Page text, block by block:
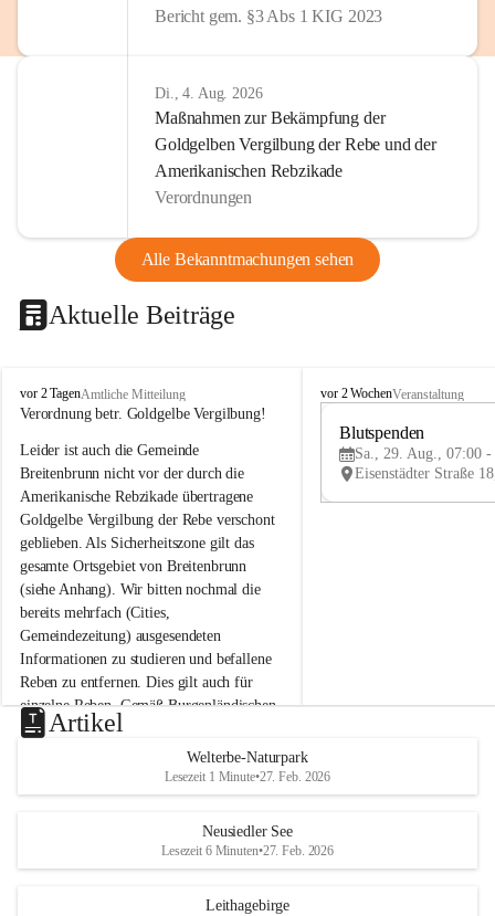
Bericht gem. §3 Abs 1 KIG 2023
Di., 4. Aug. 2026
Maßnahmen zur Bekämpfung der
Goldgelben Vergilbung der Rebe und der
Amerikanischen Rebzikade
Verordnungen
Alle Bekanntmachungen sehen
Aktuelle Beiträge
B
r
i
t
e
n
b
r
u
n
n
a
m
N
e
u
s
d
S
vor 2 TagenAmtliche Mitteilung
Verordnung betr. Goldgelbe Vergilbung!
Leider ist auch die Gemeinde
Breitenbrunn nicht vor der durch die
Amerikanische Rebzikade übertragene
Goldgelbe Vergilbung der Rebe verschont
geblieben. Als Sicherheitszone gilt das
gesamte Ortsgebiet von Breitenbrunn
(siehe Anhang). Wir bitten nochmal die
bereits mehrfach (Cities,
Gemeindezeitung) ausgesendeten
Informationen zu studieren und befallene
Reben zu entfernen. Dies gilt auch für
einzelne Reben. Gemäß Burgenländischen
Weinbaugesetz sind nicht gepflegte oder
unzulässige Weingärten zu roden! Bitte
helfen wir zusammen um unsere Winzer
vor den prognostizierten Ernteausfällen
und den daraus folgenden wirtschaftlichen
B
e
u
e
d
r
S
vor 2 WochenVeranstaltung
Blutspenden
Sa., 29. Aug., 07:00 -
Artikel
Welterbe-Naturpark
Lesezeit 1 Minute•27. Feb. 2026
Neusiedler See
Lesezeit 6 Minuten•27. Feb. 2026
Leithagebirge